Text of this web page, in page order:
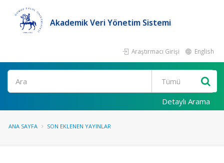
Akademik Veri Yönetim Sistemi
Araştırmacı Girişi English
Ara
Detaylı Arama
ANA SAYFA SON EKLENEN YAYINLAR